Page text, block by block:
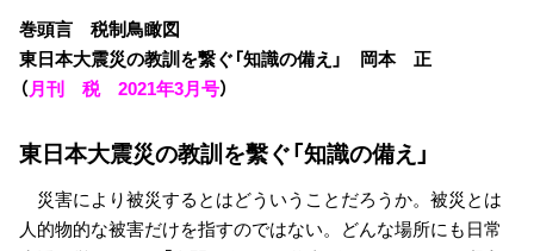
巻頭言 税制鳥瞰図
東日本大震災の教訓を繋ぐ「知識の備え」 岡本 正
（月刊 税 2021年3月号）
東日本大震災の教訓を繫ぐ「知識の備え」
災害により被災するとはどういうことだろうか。被災とは
人的物的な被害だけを指すのではない。どんな場所にも日常